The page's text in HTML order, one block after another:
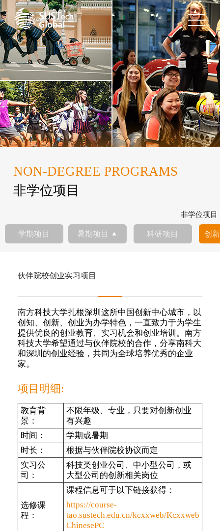
NON-DEGREE PROGRAMS
非学位项目
非学位项目
学期项目 暑期项目 科研项目 创
伙伴院校创业实习项目
南方科技大学扎根深圳这所中国创新中心城市，以
创知、创新、创业为办学特色，一直致力于为学生
提供优良的创业教育、实习机会和创业培训。南方
科技大学希望通过与伙伴院校的合作，分享南科大
和深圳的创业经验，共同为全球培养优秀的企业
家。
项目明细:
教育背
景：
不限年级、专业，只要对创新创业
有兴趣
时间：
学期或暑期
时长：
根据与伙伴院校协议而定
实习公
司：
科技类创业公司、中小型公司，或
大型公司的创新相关岗位
选修课
程：
课程信息可于以下链接获得：
https://course-
tao.sustech.edu.cn/kcxxweb/Kcxxweb
ChinesePC